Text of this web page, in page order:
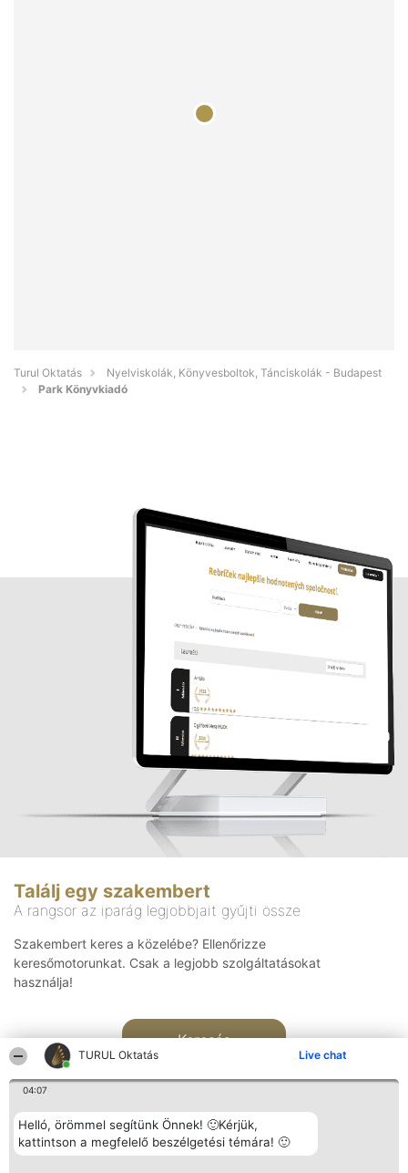
TURUL Oktatás Live chat
04:07
Helló, örömmel segítünk Önnek! 🙂Kérjük,
kattintson a megfelelő beszélgetési témára! 🙂
Turul Oktatás
Nyelviskolák, Könyvesboltok, Tánciskolák - Budapest
Park Könyvkiadó
Találj egy szakembert
A rangsor az iparág legjobbjait gyűjti össze
Szakembert keres a közelébe? Ellenőrizze
keresőmotorunkat. Csak a legjobb szolgáltatásokat
használja!
Keresés